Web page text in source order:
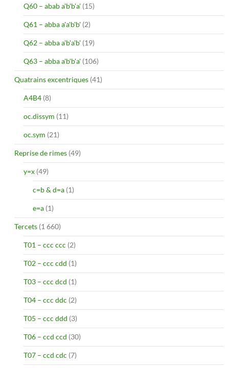
Q60 – abab a'b'b'a' (15)
Q61 – abba a'a'b'b' (2)
Q62 – abba a'b'a'b' (19)
Q63 – abba a'b'b'a' (106)
Quatrains excentriques (41)
A4B4 (8)
oc.dissym (11)
oc.sym (21)
Reprise de rimes (49)
y=x (49)
c=b & d=a (1)
e=a (1)
Tercets (1 660)
T01 – ccc ccc (2)
T02 – ccc cdd (1)
T03 – ccc dcd (1)
T04 – ccc ddc (2)
T05 – ccc ddd (3)
T06 – ccd ccd (30)
T07 – ccd cdc (7)